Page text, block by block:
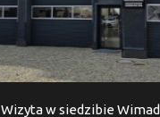
Wizyta w siedzibie Wimad